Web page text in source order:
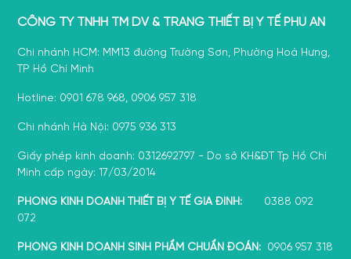
CÔNG TY TNHH TM DV & TRANG THIẾT BỊ Y TẾ PHÚ AN
Chi nhánh HCM: MM13 đường Trường Sơn, Phường Hoà Hưng,
TP Hồ Chí Minh
Hotline: 0901 678 968, 0906 957 318
Chi nhánh Hà Nội: 0975 936 313
Giấy phép kinh doanh: 0312692797 - Do sở KH&ĐT Tp Hồ Chí
Minh cấp ngày: 17/03/2014
PHÒNG KINH DOANH THIẾT BỊ Y TẾ GIA ĐÌNH: 0388 092
072
PHÒNG KINH DOANH SINH PHẨM CHUẨN ĐOÁN: 0906 957 318